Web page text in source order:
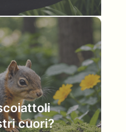
cuori?